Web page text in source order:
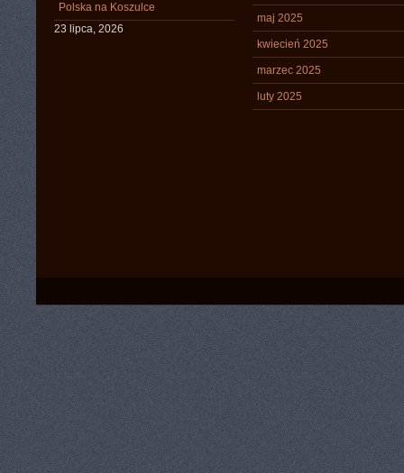
Polska na Koszulce
23 lipca, 2026
maj 2025
kwiecień 2025
marzec 2025
luty 2025